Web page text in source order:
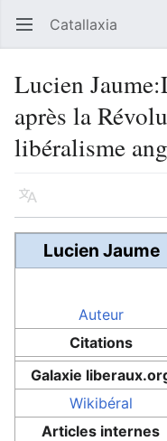
Ouvrir le menu principal Catallaxia
Lucien
après la
libéralisme
Langue
Lucien Jaume
Auteur
Citations
Galaxie
Wikibéral
Articles internes